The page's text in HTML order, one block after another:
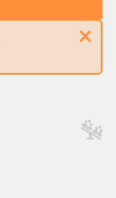
×